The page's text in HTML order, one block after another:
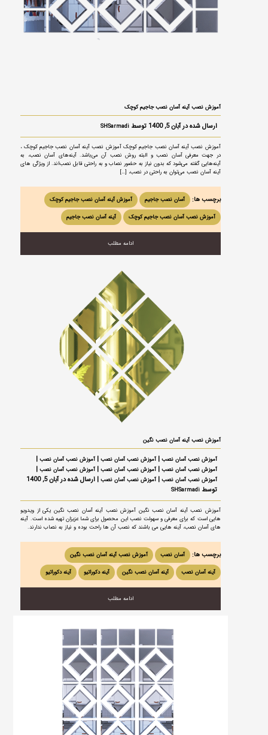
آموزش نصب آینه آسان نصب جاجیم کوچک
ارسال شده در آبان 5, 1400 توسط SHSarmadi
آموزش نصب آینه آسان نصب جاجیم کوچک آموزش نصب آینه آسان نصب جاجیم کوچک ،
در جهت معرفی آسان نصب و البته روش نصب آن می‌باشد. آینه‌های آسان نصب، به
آینه‌هایی گفته می‌شود که بدون نیاز به حضور نصاب و به راحتی قابل نصب‌اند. از ویژگی های
آینه آسان نصب می‌توان به راحتی در نصب، […]
برچسب ها: آسان نصب جاجیم آموزش آینه آسان نصب جاجیم کوچک
آموزش نصب آسان نصب جاجیم کوچک آینه آسان نصب جاجیم
ادامه مطلب
آموزش نصب آینه آسان نصب نگین
آموزش نصب آسان نصب |آموزش نصب آسان نصب |آموزش نصب آسان نصب |
آموزش نصب آسان نصب |آموزش نصب آسان نصب |آموزش نصب آسان نصب |
آموزش نصب آسان نصب |آموزش نصب آسان نصب
| ارسال شده در آبان 5, 1400
توسطSHSarmadi
آموزش نصب آینه آسان نصب نگین آموزش نصب آینه آسان نصب نگین یکی از ویدویو
هایی است که برای معرفی و سهولت نصب این محصول برای شما عزیزان تهیه شده است. آینه
های آسان نصب، آینه هایی می باشند که نصب آن ها راحت بوده و نیاز به نصاب ندارند.
برچسب ها: آسان نصب آموزش نصب آینه آسان نصب نگین
آینه آسان نصب آینه آسان نصب نگین آینه دکوراتیو آینه دکوراتیو
ادامه مطلب